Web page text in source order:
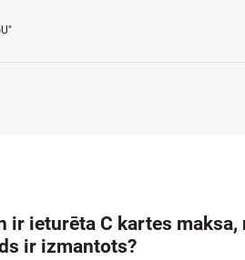
ir ieturēta C kartes
ir izmantots?